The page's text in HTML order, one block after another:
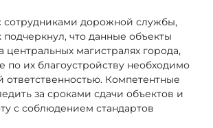
дорожной службы,
подчеркнул, что данные объекты
магистралях города,
по их благоустройству необходимо
ответственностью. Компетентные
за сроками сдачи объектов и
с соблюдением стандартов